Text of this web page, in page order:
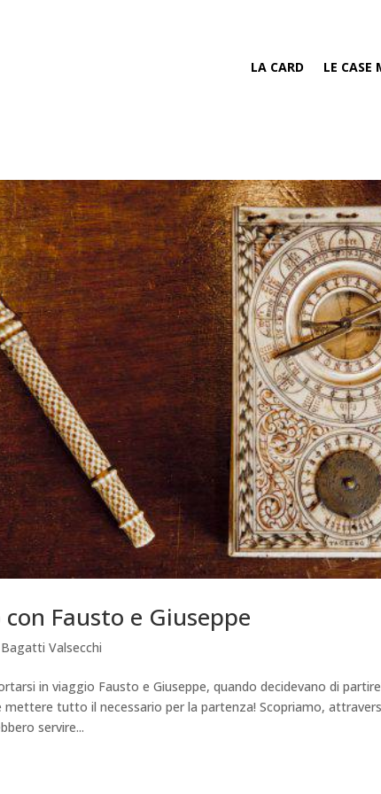
LA CARD LE CASE
Fausto e Giuseppe
Valsecchi
in viaggio Fausto e Giuseppe, quando decidevano di
mettere tutto il necessario per la partenza! Scopriamo,
servire...